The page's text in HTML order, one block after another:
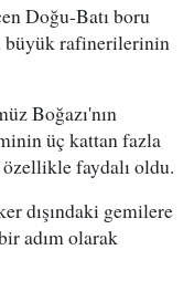
Doğu-Batı boru
büyük rafinerilerinin
Boğazı'nın
üç kattan fazla
özellikle faydalı oldu.
dışındaki gemilere
adım olarak